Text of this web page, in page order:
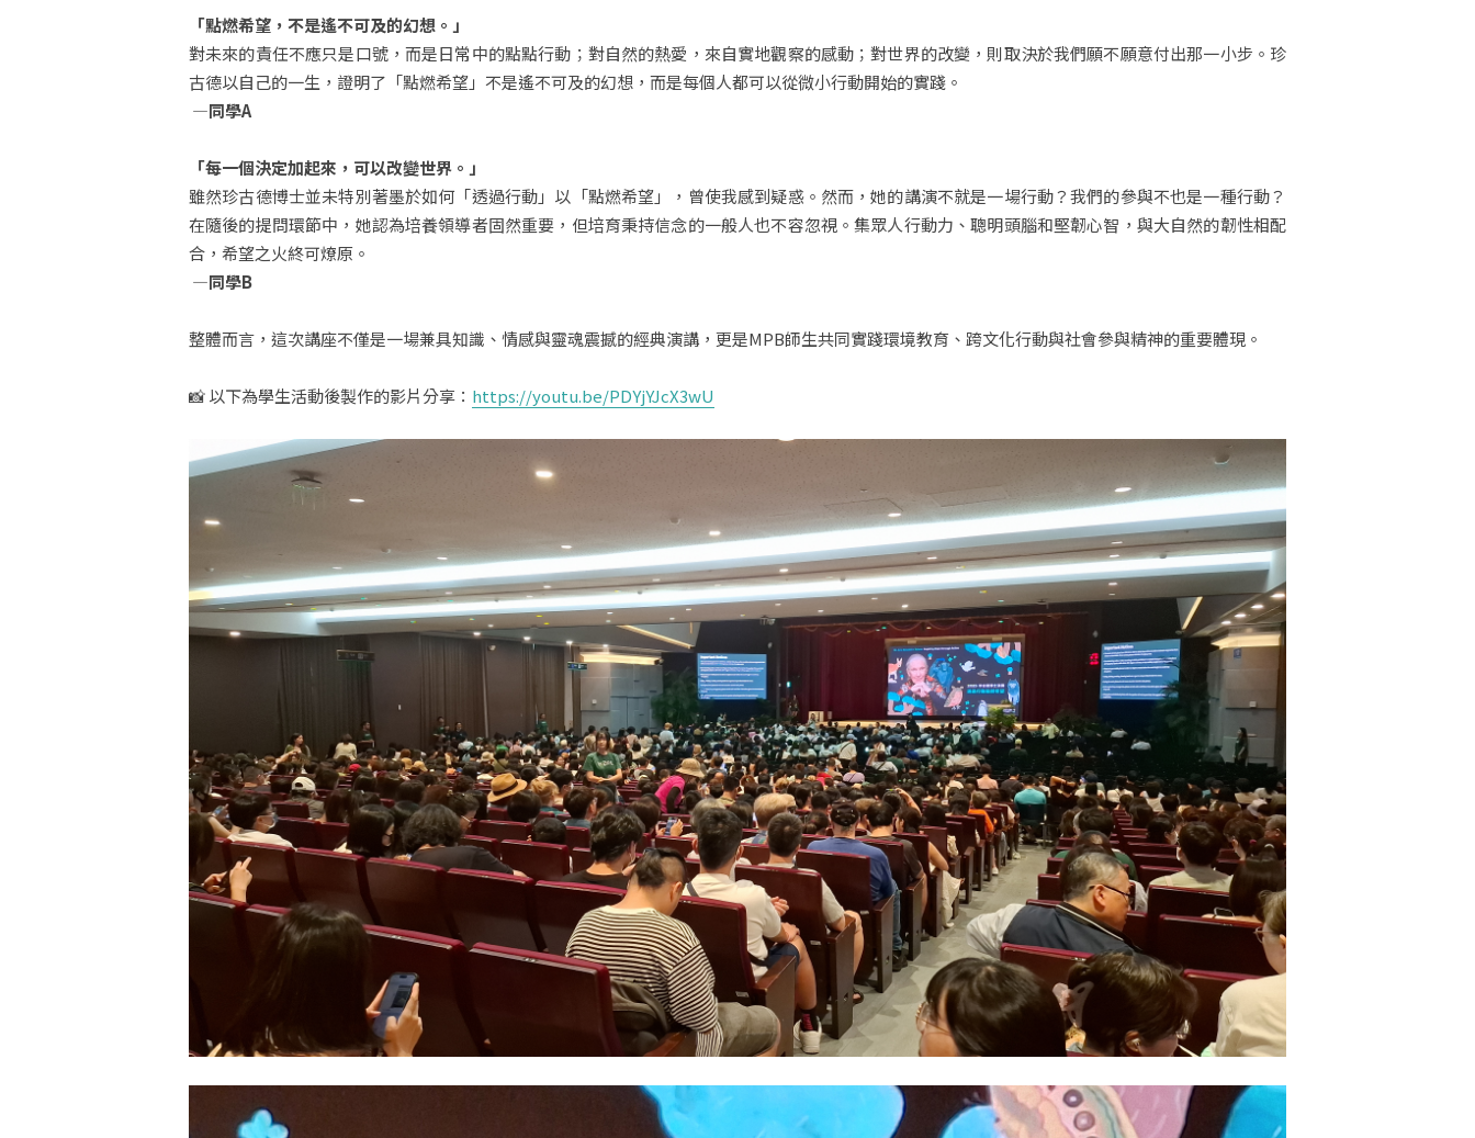
「點燃希望，不是遙不可及的幻想。」
對未來的責任不應只是口號，而是日常中的點點行動；對自然的熱愛，來自實地觀察的感動；對世界的改變，則取決於我們願不願意付出那一小步。珍
古德以自己的一生，證明了「點燃希望」不是遙不可及的幻想，而是每個人都可以從微小行動開始的實踐。
—同學A
「每一個決定加起來，可以改變世界。」
雖然珍古德博士並未特別著墨於如何「透過行動」以「點燃希望」，曾使我感到疑惑。然而，她的講演不就是一場行動？我們的參與不也是一種行動？
在隨後的提問環節中，她認為培養領導者固然重要，但培育秉持信念的一般人也不容忽視。集眾人行動力、聰明頭腦和堅韌心智，與大自然的韌性相配
合，希望之火終可燎原。
—同學B
整體而言，這次講座不僅是一場兼具知識、情感與靈魂震撼的經典演講，更是MPB師生共同實踐環境教育、跨文化行動與社會參與精神的重要體現。
📸 以下為學生活動後製作的影片分享： https://youtu.be/PDYjYJcX3wU